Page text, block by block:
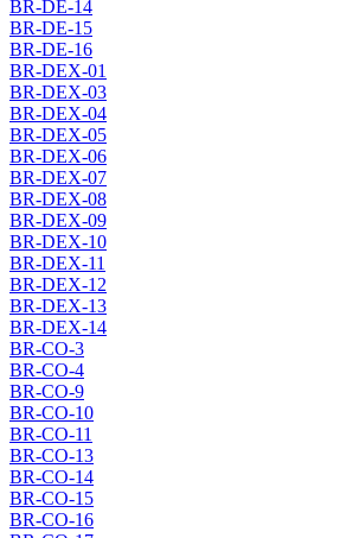
BR-DE-14
BR-DE-15
BR-DE-16
BR-DEX-01
BR-DEX-03
BR-DEX-04
BR-DEX-05
BR-DEX-06
BR-DEX-07
BR-DEX-08
BR-DEX-09
BR-DEX-10
BR-DEX-11
BR-DEX-12
BR-DEX-13
BR-DEX-14
BR-CO-3
BR-CO-4
BR-CO-9
BR-CO-10
BR-CO-11
BR-CO-13
BR-CO-14
BR-CO-15
BR-CO-16